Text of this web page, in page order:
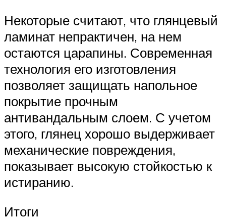
Некоторые считают, что глянцевый
ламинат непрактичен, на нем
остаются царапины. Современная
технология его изготовления
позволяет защищать напольное
покрытие прочным
антивандальным слоем. С учетом
этого, глянец хорошо выдерживает
механические повреждения,
показывает высокую стойкостью к
истиранию.
Итоги